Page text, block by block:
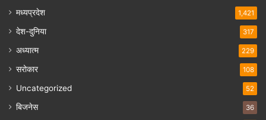
मध्यप्रदेश 1,421
देश-दुनिया 317
अध्यात्म 229
सरोकार 108
Uncategorized 52
बिजनेस 36